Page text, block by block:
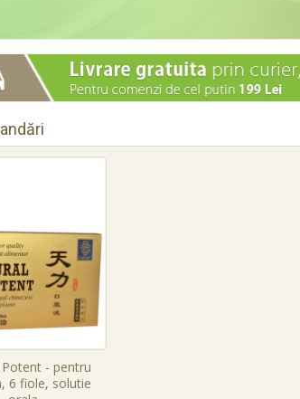
- pentru
6 fiole, solutie